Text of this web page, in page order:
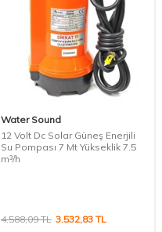
Water Sound
12 Volt Dc Solar Güneş Enerjili
Su Pompası 7 Mt Yükseklik 7.5
m³/h
4.588,09TL 3.532,83 TL